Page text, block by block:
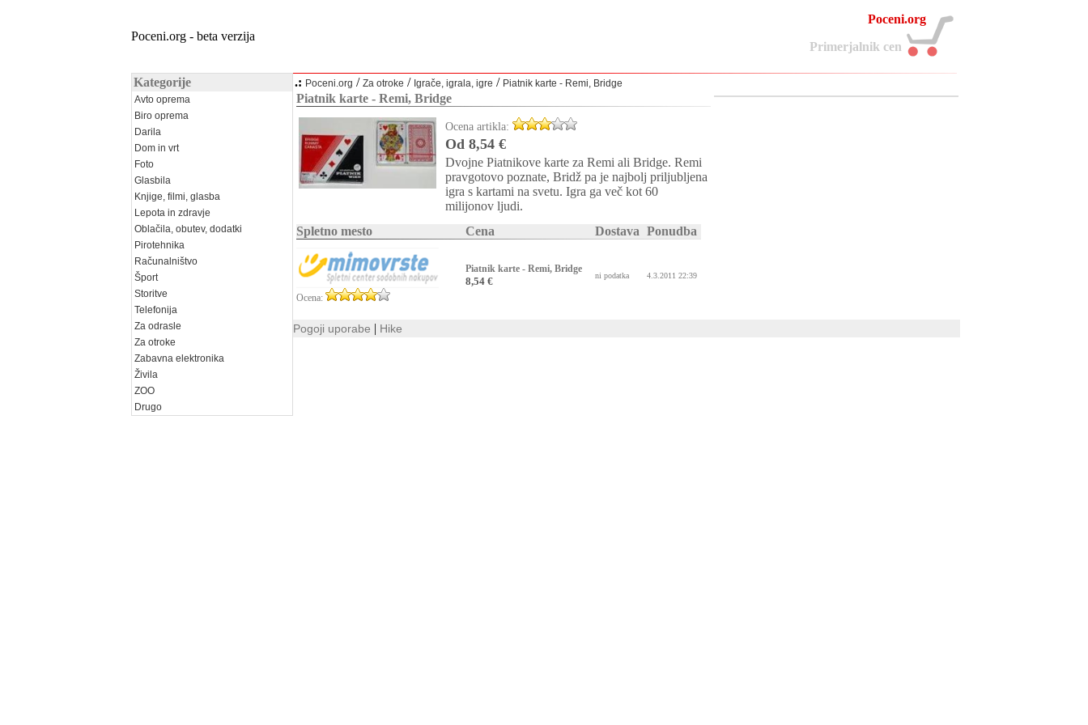
Poceni.org - beta verzija
Poceni.org
Primerjalnik cen
Kategorije
Avto oprema
Biro oprema
Darila
Dom in vrt
Foto
Glasbila
Knjige, filmi, glasba
Lepota in zdravje
Oblačila, obutev, dodatki
Pirotehnika
Računalništvo
Šport
Storitve
Telefonija
Za odrasle
Za otroke
Zabavna elektronika
Živila
ZOO
Drugo
.: Poceni.org / Za otroke / Igrače, igrala, igre / Piatnik karte - Remi, Bridge
Piatnik karte - Remi, Bridge
Ocena artikla:
Od 8,54 €
Dvojne Piatnikove karte za Remi ali Bridge. Remi
pravgotovo poznate, Bridž pa je najbolj priljubljena
igra s kartami na svetu. Igra ga več kot 60
milijonov ljudi.
Spletno mesto
Cena Dostava Ponudba
Ocena:
Piatnik karte - Remi, Bridge
8,54 € ni podatka 4.3.2011 22:39
Pogoji uporabe | Hike